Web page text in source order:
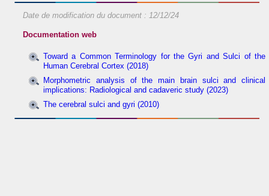
Date de modification du document : 12/12/24
Documentation web
Toward a Common Terminology for the Gyri and Sulci of the
Human Cerebral Cortex (2018)
Morphometric analysis of the main brain sulci and clinical
implications: Radiological and cadaveric study (2023)
The cerebral sulci and gyri (2010)